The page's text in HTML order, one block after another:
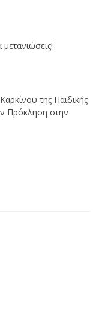
της Παιδικής
Πρόκληση στην